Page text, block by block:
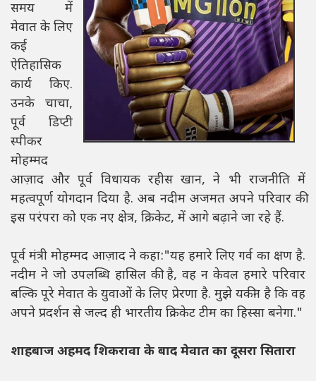
समय में
मेवात के लिए
कई
ऐतिहासिक
कार्य किए.
उनके चाचा,
पूर्व डिप्टी
स्पीकर
मोहम्मद
आज़ाद और पूर्व विधायक रहीस खान, ने भी राजनीति में
महत्वपूर्ण योगदान दिया है. अब नदीम अजमत अपने परिवार की
इस परंपरा को एक नए क्षेत्र, क्रिकेट, में आगे बढ़ाने जा रहे हैं.
पूर्व मंत्री मोहम्मद आज़ाद ने कहा:"यह हमारे लिए गर्व का क्षण है.
नदीम ने जो उपलब्धि हासिल की है, वह न केवल हमारे परिवार
बल्कि पूरे मेवात के युवाओं के लिए प्रेरणा है. मुझे यकीन है कि वह
अपने प्रदर्शन से जल्द ही भारतीय क्रिकेट टीम का हिस्सा बनेगा."
शाहबाज अहमद शिकरावा के बाद मेवात का दूसरा सितारा